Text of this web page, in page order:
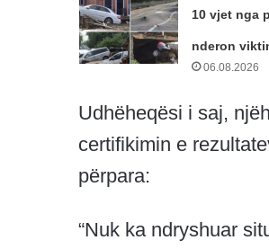
10 vjet nga
nderon
06.08.2026
Udhëheqësi i saj,
certifikimin e
përpara:
“Nuk ka ndryshuar